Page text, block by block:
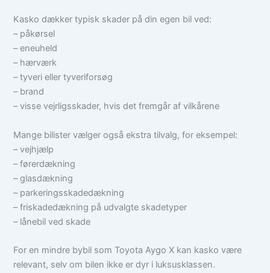
Kasko dækker typisk skader på din egen bil ved:
– påkørsel
– eneuheld
– hærværk
– tyveri eller tyveriforsøg
– brand
– visse vejrligsskader, hvis det fremgår af vilkårene
Mange bilister vælger også ekstra tilvalg, for eksempel:
– vejhjælp
– førerdækning
– glasdækning
– parkeringsskadedækning
– friskadedækning på udvalgte skadetyper
– lånebil ved skade
For en mindre bybil som Toyota Aygo X kan kasko være
relevant, selv om bilen ikke er dyr i luksusklassen.